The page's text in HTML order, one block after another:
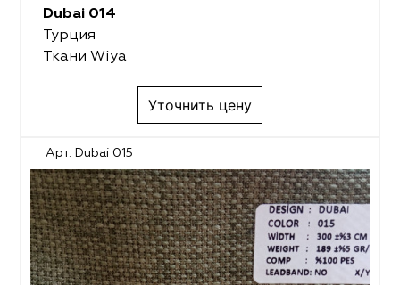
Dubai 014
Турция
Ткани Wiya
Уточнить цену
Арт. Dubai 015